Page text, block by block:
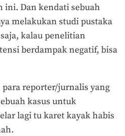
ini. Dan kendati sebuah
melakukan studi pustaka
kalau penelitian
berdampak negatif, bisa
para reporter/jurnalis yang
kasus untuk
lagi tu karet kayak habis